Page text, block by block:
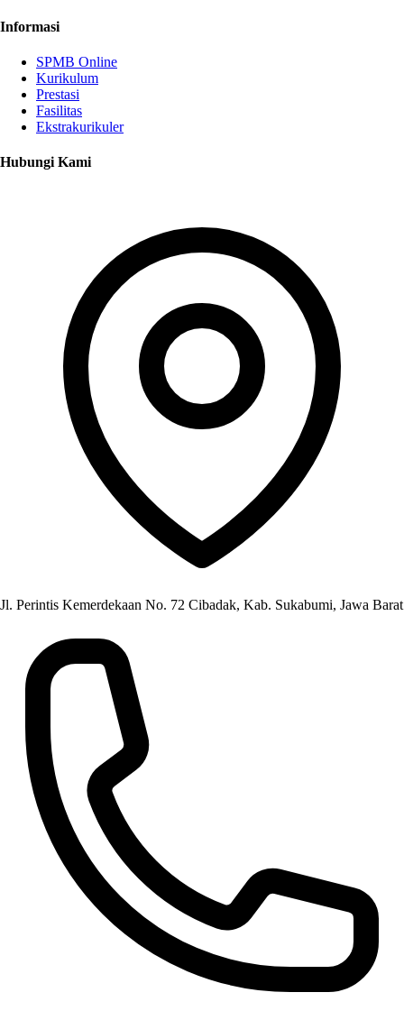
Informasi
SPMB Online
Kurikulum
Prestasi
Fasilitas
Ekstrakurikuler
Hubungi Kami
Jl. Perintis Kemerdekaan No. 72 Cibadak, Kab. Sukabumi, Jawa Barat